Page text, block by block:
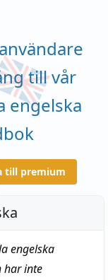
till vår
engelska
till premium
engelska
har inte